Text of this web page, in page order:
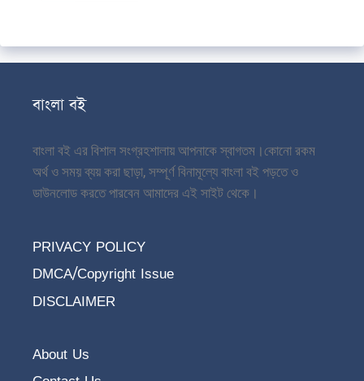
বাংলা বই
বাংলা বই এর বিশাল সংগ্রহশালায় আপনাকে স্বাগতম।কোনো রকম
অর্থ ও সময় ব্যয় করা ছাড়া, সম্পূর্ণ বিনামূল্যে বাংলা বই পড়তে ও
ডাউনলোড করতে পারবেন আমাদের এই সাইট থেকে।
PRIVACY POLICY
DMCA/Copyright Issue
DISCLAIMER
About Us